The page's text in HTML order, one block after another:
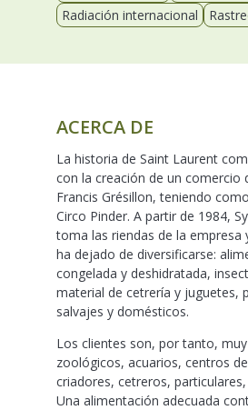
Radiación internacional
ACERCA DE
La historia de Saint Laurent
con la creación de un comercio
Francis Grésillon, teniendo
Circo Pinder. A partir de 1984,
toma las riendas de la empresa
ha dejado de diversificarse:
congelada y deshidratada,
material de cetrería y juguetes,
salvajes y domésticos.
Los clientes son, por tanto,
zoológicos, acuarios, centros
criadores, cetreros,
Una alimentación adecuada